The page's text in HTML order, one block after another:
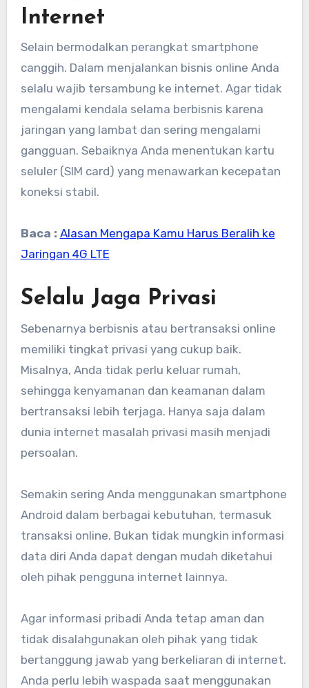
Internet
Selain bermodalkan perangkat smartphone
canggih. Dalam menjalankan bisnis online Anda
selalu wajib tersambung ke internet. Agar tidak
mengalami kendala selama berbisnis karena
jaringan yang lambat dan sering mengalami
gangguan. Sebaiknya Anda menentukan kartu
seluler (SIM card) yang menawarkan kecepatan
koneksi stabil.
Baca : Alasan Mengapa Kamu Harus Beralih ke
Jaringan 4G LTE
Selalu Jaga Privasi
Sebenarnya berbisnis atau bertransaksi online
memiliki tingkat privasi yang cukup baik.
Misalnya, Anda tidak perlu keluar rumah,
sehingga kenyamanan dan keamanan dalam
bertransaksi lebih terjaga. Hanya saja dalam
dunia internet masalah privasi masih menjadi
persoalan.
Semakin sering Anda menggunakan smartphone
Android dalam berbagai kebutuhan, termasuk
transaksi online. Bukan tidak mungkin informasi
data diri Anda dapat dengan mudah diketahui
oleh pihak pengguna internet lainnya.
Agar informasi pribadi Anda tetap aman dan
tidak disalahgunakan oleh pihak yang tidak
bertanggung jawab yang berkeliaran di internet.
Anda perlu lebih waspada saat menggunakan